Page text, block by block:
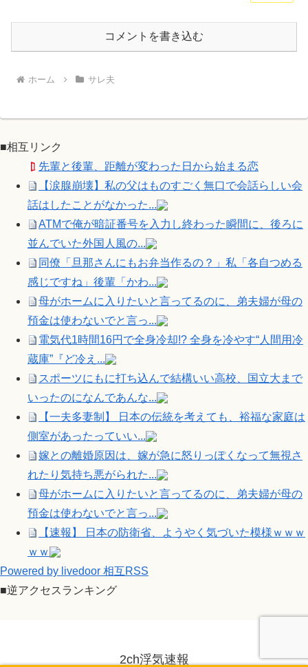
コメントを書き込む
ホーム サレ夫
■相互リンク
先輩と後輩、距離が変わった日から始まる恋
【涙腺崩壊】私の父はものすごく無口で会話らしい会
話はしたことがなかった...
ATMで俺が暗証番号を入力し終わった瞬間に、後ろに
並んでいた外国人風の...
同僚「旦那さんにもお弁当作るの？」私「各自つめる
感じですね」後輩「かわ...
母がホームに入りたいと言ってるのに、弟夫婦が母の
預金は使わないでと言っ...
電気代1時間16円で全身冷却!? 全身を冷やす“人間用冷
蔵庫”『ど冷え...
スポーツにもに打ち込んで結構いい高校、国立大まで
いったのになんであんな...
【一夫多妻制】 日本の伝統を考えても、裕福な家庭は
側室があったっていい...
嫁との離婚原因は、嫁が急に怒りっぽくなって無視さ
れたり気持ち悪がられた...
母がホームに入りたいと言ってるのに、弟夫婦が母の
預金は使わないでと言っ...
【速報】 日本の防衛省、ようやく気づいた模様ｗｗｗ
ｗｗ
Powered by livedoor 相互RSS
■逆アクセスランキング
2ch浮気速報